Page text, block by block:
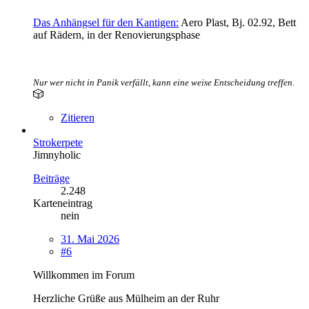
Das Anhängsel für den Kantigen: Aero Plast, Bj. 02.92, Bett
auf Rädern, in der Renovierungsphase
Nur wer nicht in Panik verfällt, kann eine weise Entscheidung treffen.
🎲
Zitieren
Strokerpete
Jimnyholic
Beiträge
2.248
Karteneintrag
nein
31. Mai 2026
#6
Willkommen im Forum
Herzliche Grüße aus Mülheim an der Ruhr